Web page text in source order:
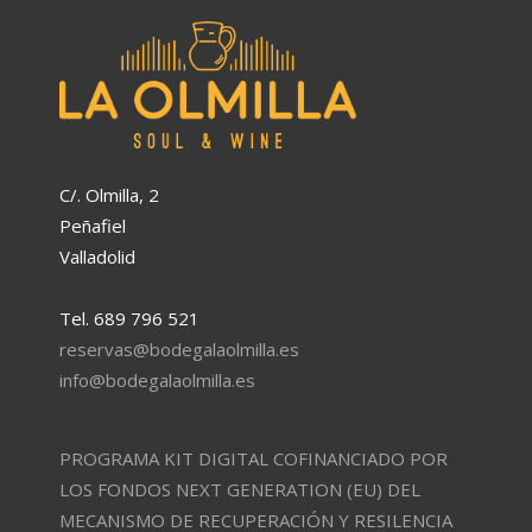
C/. Olmilla, 2
Peñafiel
Valladolid
Tel. 689 796 521
reservas@bodegalaolmilla.es
info@bodegalaolmilla.es
PROGRAMA KIT DIGITAL COFINANCIADO POR
LOS FONDOS NEXT GENERATION (EU) DEL
MECANISMO DE RECUPERACIÓN Y RESILENCIA